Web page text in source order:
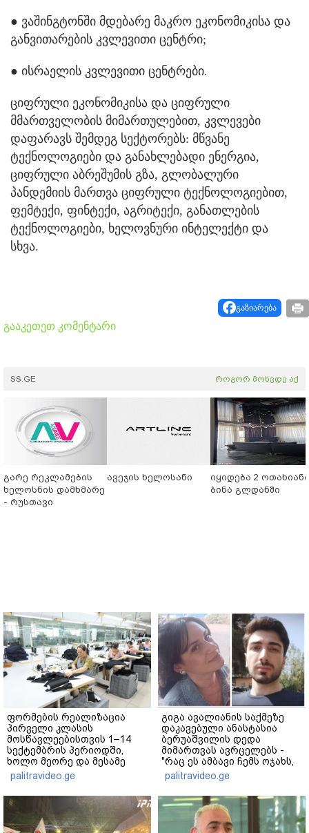
● ვაშინგტონში მდებარე მაკრო ეკონომიკისა და
განვითარების კვლევითი ცენტრი;
● ისრაელის კვლევითი ცენტრები.
ციფრული ეკონომიკისა და ციფრული
მმართველობის მიმართულებით, კვლევები
დაფარავს შემდეგ სექტორებს: მწვანე
ტექნოლოგიები და განახლებადი ენერგია,
ციფრული აბრეშუმის გზა, გლობალური
პანდემიის მართვა ციფრული ტექნოლოგიებით,
ფემტექი, ფინტექი, აგრიტექი, განათლების
ტექნოლოგიები, ხელოვნური ინტელექტი და
სხვა.
გაზიარება
გააკეთეთ კომენტარი
SS.GE როგორ მოხვდე აქ
გარე რეკლამების
ხელოსნის დამხმარე
- რუსთავი
ავეჯის ხელოსანი
იყიდება 2 ოთახიანი
ბინა გლდანში
ფორმების რეალიზაცია
პირველი კლასის
მოსწავლეებისთვის 1–14
სექტემბრის პერიოდში,
ხოლო მეორე და მესამე
ეტაპებზე...
palitravideo.ge
გიგა ავალიანის საქმეზე
დაკავებული ანასტასია
ბერუაშვილის დედა
მიმართვას ავრცელებს -
"რაც ეს ამბავი ჩემს ოჯახს,
ჩემს ანასტასიას გადახდა
თავს, მის მერე მე მე არ
ვარ"
palitravideo.ge